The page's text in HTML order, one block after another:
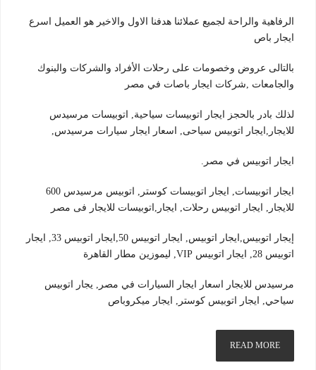
الرفاهية والراحة لجميع عملائنا هدفنا الاول والاخير هو العميل اسرع
ايجار باص
بالتالى عروض وخصومات على رحلات الأفراد والشركات والبنوك
والجامعات ,شركات ايجار باصات في مصر
لذلك بادر بالحجز ايجار اتوبيسات سياحية, اتوبيسات مرسيدس
للايجار,ايجار اتوبيس سياحى, اسعار ايجار سيارات مرسيدس,
ايجار اتوبيس في مصر.
ايجار اتوبيسات, ايجار اتوبيسات كوستر, اتوبيس مرسيدس 600
للايجار, ايجار اتوبيس رحلات, ايجار,اتوبيسات للايجار فى مصر
إيجار اتوبيس,ايجار اتوبيس, ايجار اتوبيس 50,ايجار اتوبيس 33, ايجار
اتوبيس 28, ايجار اتوبيس VIP, ليموزين مطار القاهرة
مرسيدس للايجار اسعار ايجار السيارات في مصر, يجار اتوبيس
سياحي, ايجار اتوبيس كوستر, ايجار ميكروباص
READ MORE